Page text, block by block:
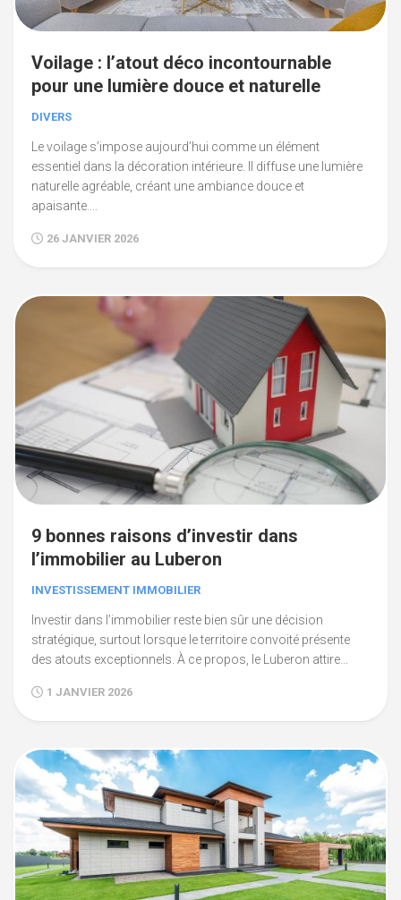
Voilage : l’atout déco incontournable
pour une lumière douce et naturelle
DIVERS
Le voilage s’impose aujourd’hui comme un élément
essentiel dans la décoration intérieure. Il diffuse une lumière
naturelle agréable, créant une ambiance douce et
apaisante....
26 JANVIER 2026
9 bonnes raisons d’investir dans
l’immobilier au Luberon
INVESTISSEMENT IMMOBILIER
Investir dans l’immobilier reste bien sûr une décision
stratégique, surtout lorsque le territoire convoité présente
des atouts exceptionnels. À ce propos, le Luberon attire...
1 JANVIER 2026